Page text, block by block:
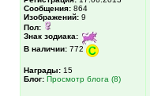
Сообщения: 864
Изображений: 9
Пол:
Знак зодиака:
В наличии: 772
Награды: 15
Блог: Просмотр блога (8)